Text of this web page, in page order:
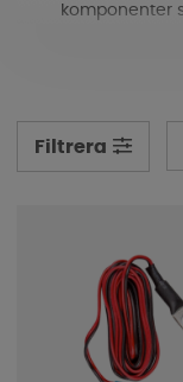
komponenter
säkringar,
och hållare
Filtrera